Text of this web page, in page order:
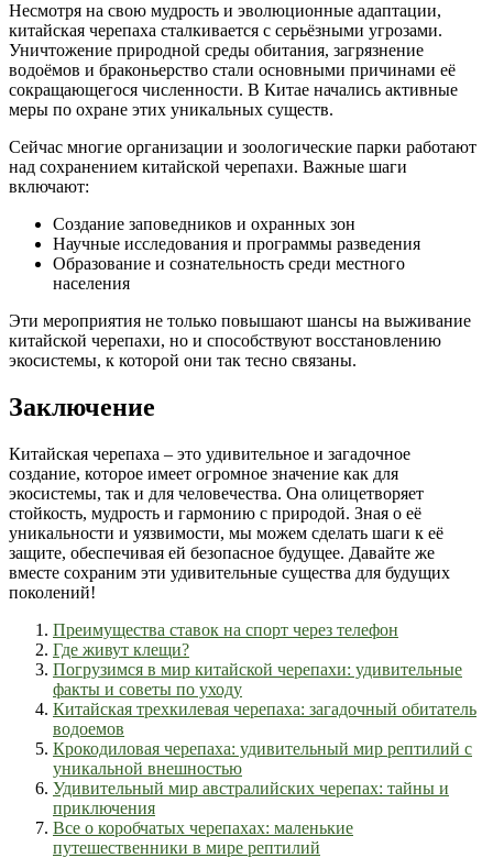
Несмотря на свою мудрость и эволюционные адаптации,
китайская черепаха сталкивается с серьёзными угрозами.
Уничтожение природной среды обитания, загрязнение
водоёмов и браконьерство стали основными причинами её
сокращающегося численности. В Китае начались активные
меры по охране этих уникальных существ.
Сейчас многие организации и зоологические парки работают
над сохранением китайской черепахи. Важные шаги
включают:
Создание заповедников и охранных зон
Научные исследования и программы разведения
Образование и сознательность среди местного
населения
Эти мероприятия не только повышают шансы на выживание
китайской черепахи, но и способствуют восстановлению
экосистемы, к которой они так тесно связаны.
Заключение
Китайская черепаха – это удивительное и загадочное
создание, которое имеет огромное значение как для
экосистемы, так и для человечества. Она олицетворяет
стойкость, мудрость и гармонию с природой. Зная о её
уникальности и уязвимости, мы можем сделать шаги к её
защите, обеспечивая ей безопасное будущее. Давайте же
вместе сохраним эти удивительные существа для будущих
поколений!
Преимущества ставок на спорт через телефон
Где живут клещи?
Погрузимся в мир китайской черепахи: удивительные
факты и советы по уходу
Китайская трехкилевая черепаха: загадочный обитатель
водоемов
Крокодиловая черепаха: удивительный мир рептилий с
уникальной внешностью
Удивительный мир австралийских черепах: тайны и
приключения
Все о коробчатых черепахах: маленькие
путешественники в мире рептилий